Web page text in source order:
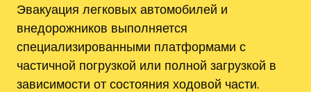
Эвакуация легковых автомобилей и
внедорожников выполняется
специализированными платформами с
частичной погрузкой или полной загрузкой в
зависимости от состояния ходовой части.